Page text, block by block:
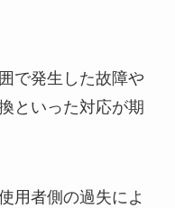
で発生した故障や
といった対応が期
用者側の過失によ